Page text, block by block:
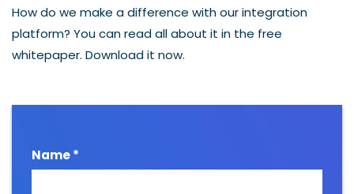
How do we make a difference with our integration
platform? You can read all about it in the free
whitepaper. Download it now.
Name *